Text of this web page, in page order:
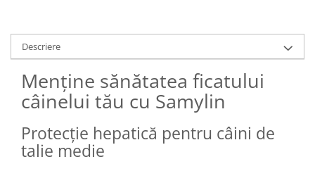
Descriere
Menține sănătatea ficatului
câinelui tău cu Samylin
Protecție hepatică pentru câini de
talie medie